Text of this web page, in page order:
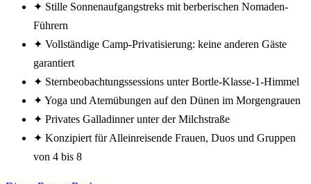
✦ Stille Sonnenaufgangstreks mit berberischen Nomaden-
Führern
✦ Vollständige Camp-Privatisierung: keine anderen Gäste
garantiert
✦ Sternbeobachtungssessions unter Bortle-Klasse-1-Himmel
✦ Yoga und Atemübungen auf den Dünen im Morgengrauen
✦ Privates Galladinner unter der Milchstraße
✦ Konzipiert für Alleinreisende Frauen, Duos und Gruppen
von 4 bis 8